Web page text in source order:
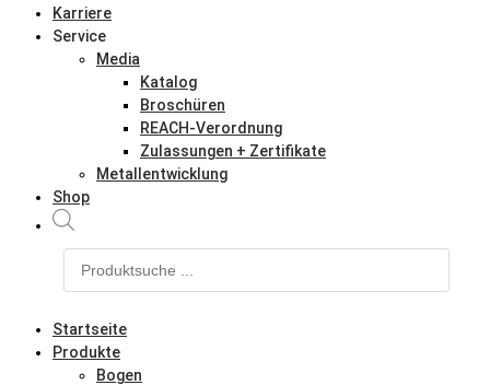
Karriere
Service
Media
Katalog
Broschüren
REACH-Verordnung
Zulassungen + Zertifikate
Metallentwicklung
Shop
Startseite
Produkte
Bogen